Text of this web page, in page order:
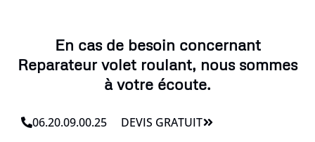
En cas de besoin concernant
Reparateur volet roulant, nous sommes
à votre écoute.
06.20.09.00.25 DEVIS GRATUIT